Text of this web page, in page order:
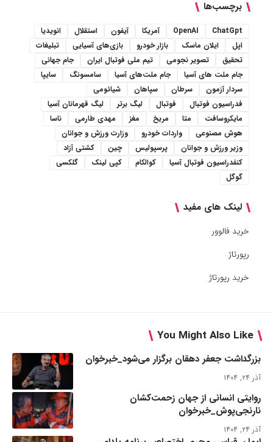
برچسب‌ها
ChatGpt
OpenAI آمریکا آیفون استقلال
انویدیا
اپل
ایلان ماسک بازار خودرو بازی‌های آسیایی
تبلیغات
تحقیق
تصویر نجومی تیم ملی فوتبال ایران
جام جهانی
جام ملت های آسیا
جام ملت‌های آسیا سامسونگ
سایپا
سردار آزمون
سرطان سپاهان
شیائومی
فدراسیون فوتبال
فوتبال لیگ برتر
لیگ قهرمانان آسیا
مایکروسافت
متا مریخ مغز مهدی طارمی
ناسا
هوش مصنوعی
واردات خودرو
وزارت ورزش و جوانان
وزیر ورزش و جوانان
پرسپولیس چین
کشتی آزاد
کنفدراسیون فوتبال آسیا
کوالکام کپی لینک
گلکسی
گوگل
لینک های مفید
خرید فالوور
رپورتاژ
خرید رپورتاژ
You Might Also Like
بزرگداشت جعفر دهقان برگزار می‌شود_خبرخوان
آذر ۲۴, ۱۴۰۴
روایتی انسانی از جهان زحمت‌کشان
نارنجی‌پوش_خبرخوان
آذر ۲۴, ۱۴۰۴